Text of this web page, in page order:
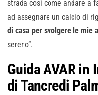
strada così come andare a
ad assegnare un calcio di
di casa per svolgere le mie
sereno”.
Guida AVAR in
di Tancredi